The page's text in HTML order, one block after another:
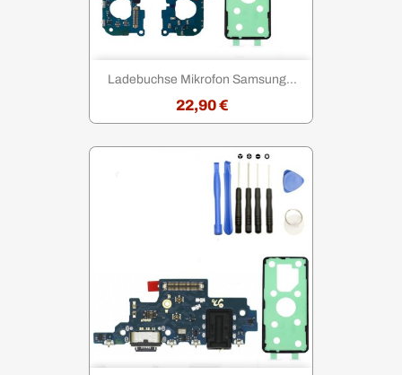
Ladebuchse Mikrofon Samsung...
22,90 €